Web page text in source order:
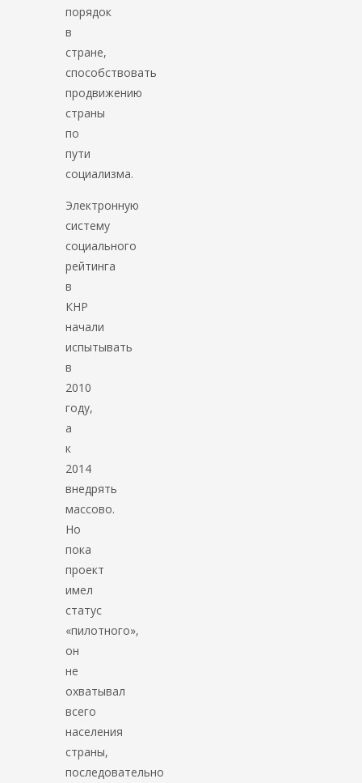
порядок
в
стране,
способствовать
продвижению
страны
по
пути
социализма.
Электронную
систему
социального
рейтинга
в
КНР
начали
испытывать
в
2010
году,
а
к
2014
внедрять
массово.
Но
пока
проект
имел
статус
«пилотного»,
он
не
охватывал
всего
населения
страны,
последовательно